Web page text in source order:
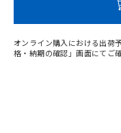
オンライン購入における出荷
格・納期の確認」画面にてご